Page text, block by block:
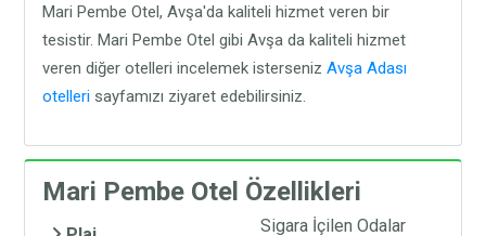
Mari Pembe Otel, Avşa'da kaliteli hizmet veren bir
tesistir. Mari Pembe Otel gibi Avşa da kaliteli hizmet
veren diğer otelleri incelemek istersenizAvşa Adası
otelleri sayfamızı ziyaret edebilirsiniz.
Mari Pembe Otel Özellikleri
Sigara İçilen Odalar